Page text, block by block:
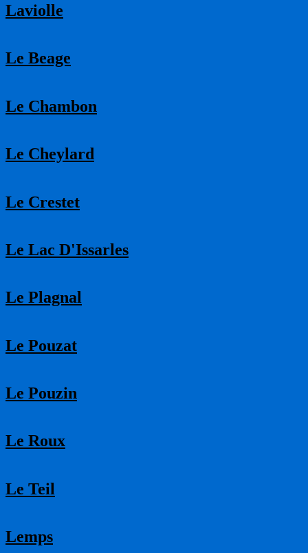
Laviolle
Le Beage
Le Chambon
Le Cheylard
Le Crestet
Le Lac D'Issarles
Le Plagnal
Le Pouzat
Le Pouzin
Le Roux
Le Teil
Lemps